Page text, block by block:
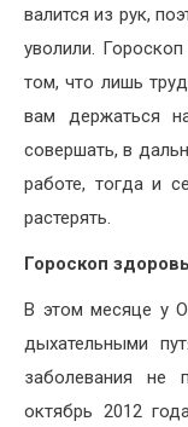
валится из рук,
уволили.
том, что лишь
вам держаться
совершать, в
работе, тогда и
растерять.
Гороскоп
В этом месяце у
дыхательными
заболевания не
октябрь 2012